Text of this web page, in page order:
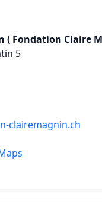
( Fondation Claire
5
clairemagnin.ch